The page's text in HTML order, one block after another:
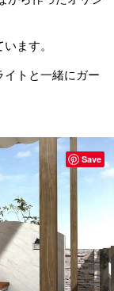
ます。
イトと一緒にガー
Save